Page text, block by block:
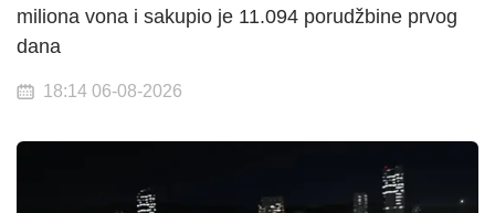
miliona vona i sakupio je 11.094 porudžbine prvog
dana
18:14 06-08-2026